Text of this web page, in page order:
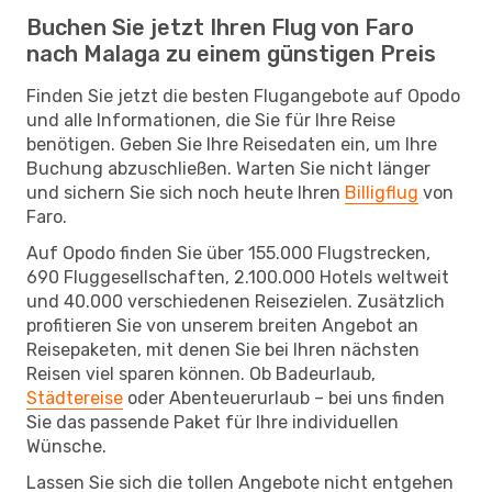
Buchen Sie jetzt Ihren Flug von Faro
nach Malaga zu einem günstigen Preis
Finden Sie jetzt die besten Flugangebote auf Opodo
und alle Informationen, die Sie für Ihre Reise
benötigen. Geben Sie Ihre Reisedaten ein, um Ihre
Buchung abzuschließen. Warten Sie nicht länger
und sichern Sie sich noch heute Ihren Billigflug von
Faro.
Auf Opodo finden Sie über 155.000 Flugstrecken,
690 Fluggesellschaften, 2.100.000 Hotels weltweit
und 40.000 verschiedenen Reisezielen. Zusätzlich
profitieren Sie von unserem breiten Angebot an
Reisepaketen, mit denen Sie bei Ihren nächsten
Reisen viel sparen können. Ob Badeurlaub,
Städtereise oder Abenteuerurlaub – bei uns finden
Sie das passende Paket für Ihre individuellen
Wünsche.
Lassen Sie sich die tollen Angebote nicht entgehen